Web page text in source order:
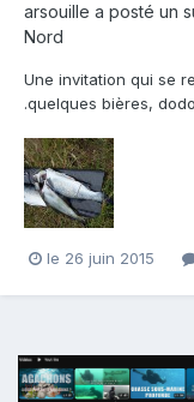
arsouille a posté un
Nord
Une invitation qui se
.quelques bières,
mer de. 3/4 arrières
ce lieu. C est jolie, les
le 26 juin 2015